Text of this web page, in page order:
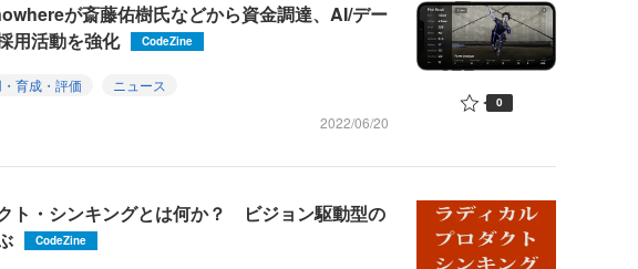
が斎藤佑樹氏などから資金調達、AI/デー
用活動を強化
CodeZine
育成・評価
ニュース
2022/06/20
0
ト・シンキングとは何か？ ビジョン駆動型の
CodeZine